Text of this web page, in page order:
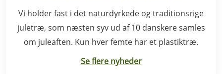
Vi holder fast i det naturdyrkede og traditionsrige
juletræ, som næsten syv ud af 10 danskere samles
om juleaften. Kun hver femte har et plastiktræ.
Se flere nyheder